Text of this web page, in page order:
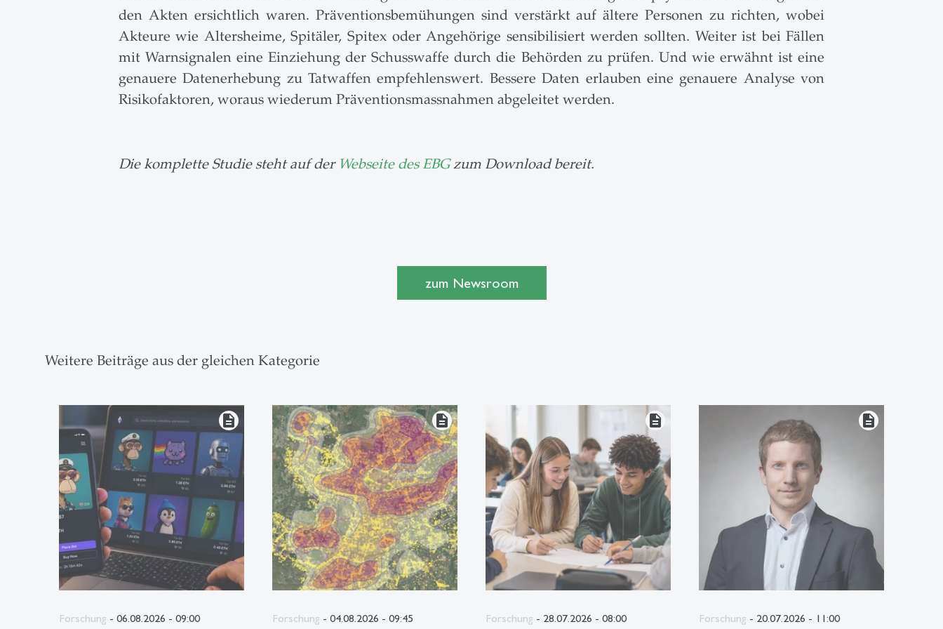
den Akten ersichtlich waren. Präventionsbemühungen sind verstärkt auf ältere Personen zu richten, wobei
Akteure wie Altersheime, Spitäler, Spitex oder Angehörige sensibilisiert werden sollten. Weiter ist bei Fällen
mit Warnsignalen eine Einziehung der Schusswaffe durch die Behörden zu prüfen. Und wie erwähnt ist eine
genauere Datenerhebung zu Tatwaffen empfehlenswert. Bessere Daten erlauben eine genauere Analyse von
Risikofaktoren, woraus wiederum Präventionsmassnahmen abgeleitet werden.
Die komplette Studie steht auf der Webseite des EBGzum Download bereit.
zum Newsroom
Weitere Beiträge aus der gleichen Kategorie
description
Forschung - 06.08.2026 - 09:00
description
Forschung - 04.08.2026 - 09:45
description
Forschung - 28.07.2026 - 08:00
description
Forschung - 20.07.2026 - 11:00